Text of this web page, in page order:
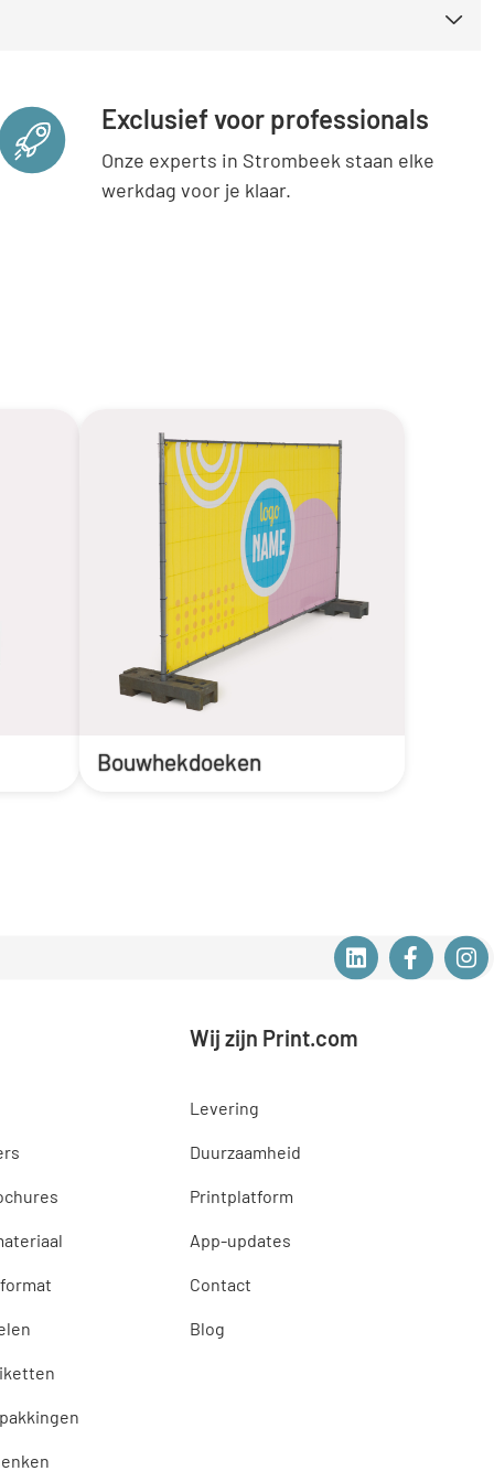
Exclusief voor professionals
Onze experts in Strombeek staan elke
werkdag voor je klaar.
Bouwhekdoeken
Wij zijn Print.com
Levering
Duurzaamheid
Printplatform
App-updates
Contact
Blog